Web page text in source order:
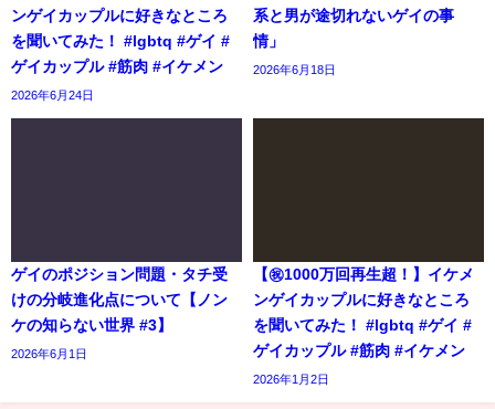
ンゲイカップルに好きなところ
を聞いてみた！ #lgbtq #ゲイ #
ゲイカップル #筋肉 #イケメン
2026年6月24日
系と男が途切れないゲイの事
情」
2026年6月18日
ゲイのポジション問題・タチ受
けの分岐進化点について【ノン
ケの知らない世界 #3】
2026年6月1日
【㊗️1000万回再生超！】イケメ
ンゲイカップルに好きなところ
を聞いてみた！ #lgbtq #ゲイ #
ゲイカップル #筋肉 #イケメン
2026年1月2日